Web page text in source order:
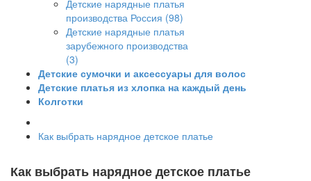
Детские нарядные платья
производства Россия (98)
Детские нарядные платья
зарубежного производства
(3)
Детские сумочки и аксессуары для волос
Детские платья из хлопка на каждый день
Колготки
Как выбрать нарядное детское платье
Как выбрать нарядное детское платье